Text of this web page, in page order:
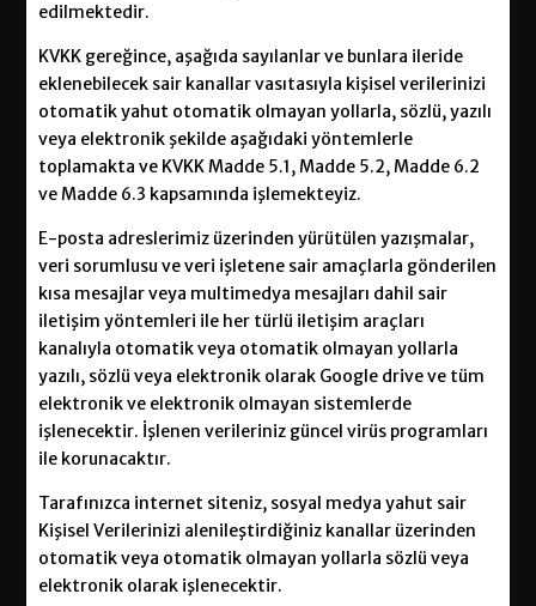
edilmektedir.
KVKK gereğince, aşağıda sayılanlar ve bunlara ileride
eklenebilecek sair kanallar vasıtasıyla kişisel verilerinizi
otomatik yahut otomatik olmayan yollarla, sözlü, yazılı
veya elektronik şekilde aşağıdaki yöntemlerle
toplamakta ve KVKK Madde 5.1, Madde 5.2, Madde 6.2
ve Madde 6.3 kapsamında işlemekteyiz.
E-posta adreslerimiz üzerinden yürütülen yazışmalar,
veri sorumlusu ve veri işletene sair amaçlarla gönderilen
kısa mesajlar veya multimedya mesajları dahil sair
iletişim yöntemleri ile her türlü iletişim araçları
kanalıyla otomatik veya otomatik olmayan yollarla
yazılı, sözlü veya elektronik olarak Google drive ve tüm
elektronik ve elektronik olmayan sistemlerde
işlenecektir. İşlenen verileriniz güncel virüs programları
ile korunacaktır.
Tarafınızca internet siteniz, sosyal medya yahut sair
Kişisel Verilerinizi alenileştirdiğiniz kanallar üzerinden
otomatik veya otomatik olmayan yollarla sözlü veya
elektronik olarak işlenecektir.